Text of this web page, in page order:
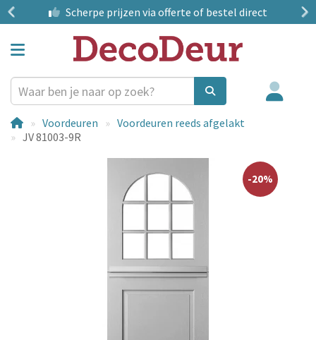
Scherpe prijzen via offerte of bestel direct
Voordeuren
Voordeuren reeds afgelakt
JV 81003-9R
-20%